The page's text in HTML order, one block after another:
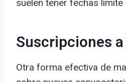
suelen tener fechas
Suscripciones
Otra forma efectiva de